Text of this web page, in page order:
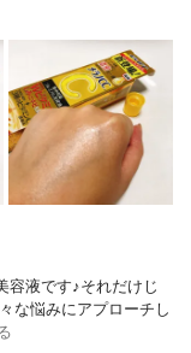
容液です♪それだけじ
な悩みにアプローチし